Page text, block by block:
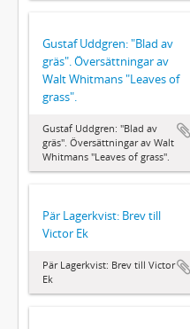
Gustaf Uddgren: "Blad av
gräs". Översättningar av
Walt Whitmans "Leaves of
grass".
Gustaf Uddgren: "Blad av
gräs". Översättningar av Walt
Whitmans "Leaves of grass".
Pär Lagerkvist: Brev till
Victor Ek
Pär Lagerkvist: Brev till Victor
Ek